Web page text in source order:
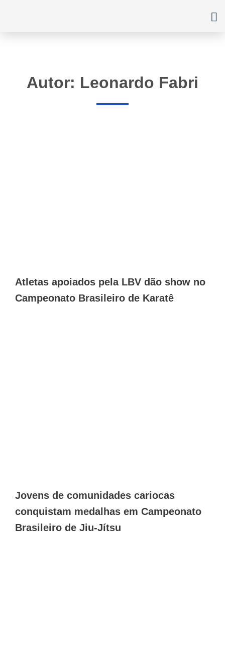
Autor: Leonardo Fabri
Atletas apoiados pela LBV dão show no
Campeonato Brasileiro de Karatê
Jovens de comunidades cariocas
conquistam medalhas em Campeonato
Brasileiro de Jiu-Jítsu